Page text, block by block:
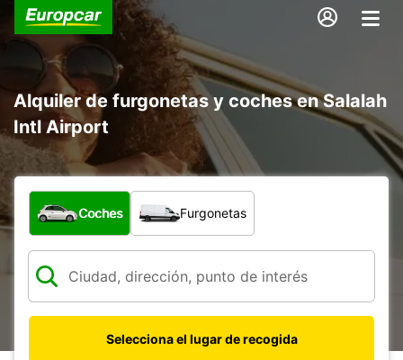
Alquiler de furgonetas y coches en Salalah
Intl Airport
¿Qué tipo de vehículo?
Coches Furgonetas
Selecciona el lugar de recogida